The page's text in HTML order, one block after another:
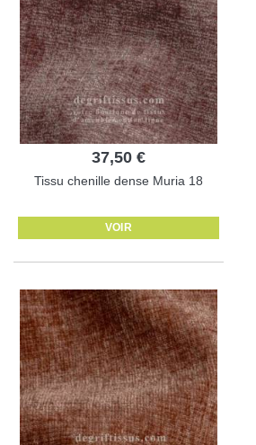
37,50 €
Tissu chenille dense Muria 18
VOIR